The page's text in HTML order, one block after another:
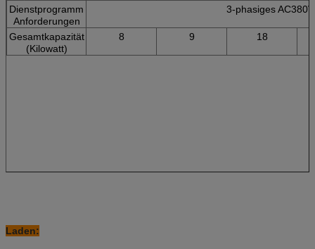
Dienstprogramm
Anforderungen
3-phasiges
Gesamtkapazität
(Kilowatt)
8 9 18
Laden: